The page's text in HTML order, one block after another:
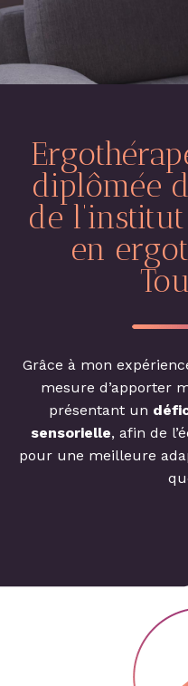
diplômée
de
en
Grâce à mon
mesure d’apporter
présentant un
sensorielle, afin de
pour une meilleure